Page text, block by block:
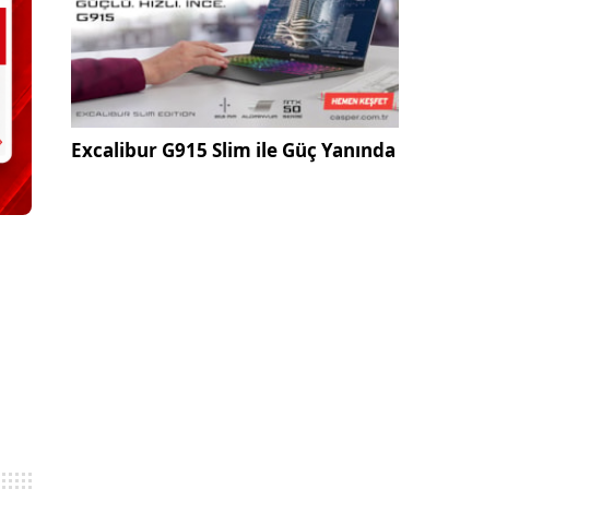
Excalibur G915 Slim ile Güç Yanında